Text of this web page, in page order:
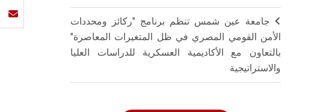
جامعة عين شمس تنظم برنامج "ركائز ومحددات
الأمن القومي المصري في ظل المتغيرات المعاصرة"
بالتعاون مع الأكاديمية العسكرية للدراسات العليا
والاستراتيجية